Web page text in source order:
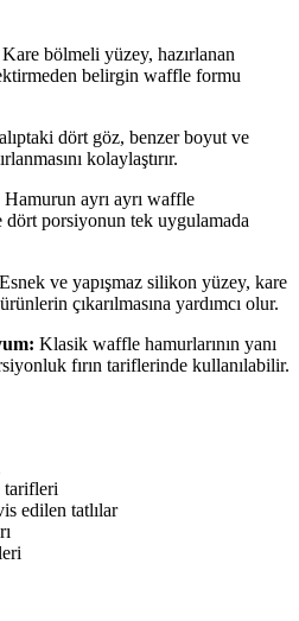
Kare bölmeli yüzey, hazırlanan
belirgin waffle formu
dört göz, benzer boyut ve
kolaylaştırır.
Hamurun ayrı ayrı waffle
porsiyonun tek uygulamada
Esnek ve yapışmaz silikon yüzey, kare
çıkarılmasına yardımcı olur.
Klasik waffle hamurlarının yanı
fırın tariflerinde kullanılabilir.
tarifleri
edilen tatlılar